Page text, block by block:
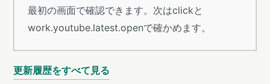
最初の画面で確認できます。次はclickと
work.youtube.latest.openで確かめます。
更新履歴をすべて見る